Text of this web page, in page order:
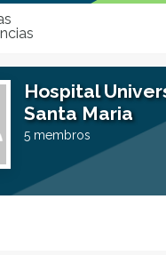
Hospital
Santa Maria
5 membros